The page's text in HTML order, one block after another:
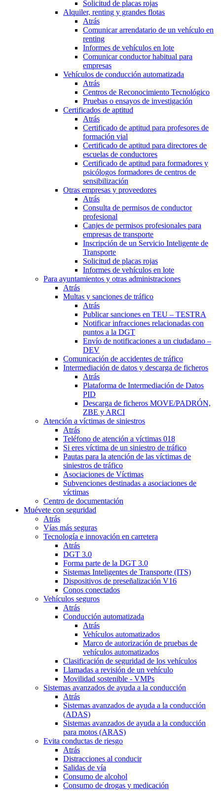
Solicitud de placas rojas
Alquiler, renting y grandes flotas
Atrás
Comunicar arrendatario de un vehículo en
renting
Informes de vehículos en lote
Comunicar conductor habitual para
empresas
Vehículos de conducción automatizada
Atrás
Centros de Reconocimiento Tecnológico
Pruebas o ensayos de investigación
Certificados de aptitud
Atrás
Certificado de aptitud para profesores de
formación vial
Certificado de aptitud para directores de
escuelas de conductores
Certificado de aptitud para formadores y
psicólogos formadores de centros de
sensibilización
Otras empresas y proveedores
Atrás
Consulta de permisos de conductor
profesional
Canjes de permisos profesionales para
empresas de transporte
Inscripción de un Servicio Inteligente de
Transporte
Solicitud de placas rojas
Informes de vehículos en lote
Para ayuntamientos y otras administraciones
Atrás
Multas y sanciones de tráfico
Atrás
Publicar sanciones en TEU – TESTRA
Notificar infracciones relacionadas con
puntos a la DGT
Envío de notificaciones a un ciudadano –
DEV
Comunicación de accidentes de tráfico
Intermediación de datos y descarga de ficheros
Atrás
Plataforma de Intermediación de Datos
PID
Descarga de ficheros MOVE/PADRÓN,
ZBE y ARCI
Atención a víctimas de siniestros
Atrás
Teléfono de atención a víctimas 018
Si eres víctima de un siniestro de tráfico
Pautas para la atención de las víctimas de
siniestros de tráfico
Asociaciones de Víctimas
Subvenciones destinadas a asociaciones de
víctimas
Centro de documentación
Muévete con seguridad
Atrás
Vías más seguras
Tecnología e innovación en carretera
Atrás
DGT 3.0
Forma parte de la DGT 3.0
Sistemas Inteligentes de Transporte (ITS)
Dispositivos de preseñalización V16
Conos conectados
Vehículos seguros
Atrás
Conducción automatizada
Atrás
Vehículos automatizados
Marco de autorización de pruebas de
vehículos automatizados
Clasificación de seguridad de los vehículos
Llamadas a revisión de un vehículo
Movilidad sostenible - VMPs
Sistemas avanzados de ayuda a la conducción
Atrás
Sistemas avanzados de ayuda a la conducción
(ADAS)
Sistemas avanzados de ayuda a la conducción
para motos (ARAS)
Evita conductas de riesgo
Atrás
Distracciones al conducir
Salidas de vía
Consumo de alcohol
Consumo de drogas y medicación